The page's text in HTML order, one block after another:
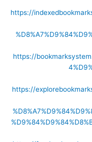
https://
https://
https://